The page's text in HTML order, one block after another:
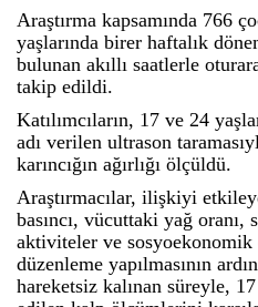
Araştırma kapsamında 766
yaşlarında birer haftalık
bulunan akıllı saatlerle
takip edildi.
Katılımcıların, 17 ve 24
adı verilen ultrason
karıncığın ağırlığı ölçüldü.
Araştırmacılar, ilişkiyi
basıncı, vücuttaki yağ
aktiviteler ve
düzenleme yapılmasının
hareketsiz kalınan süreyle,